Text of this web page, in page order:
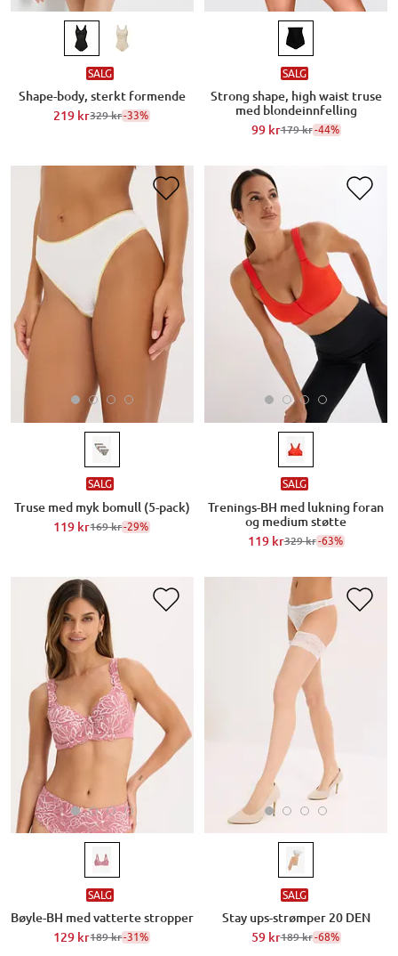
SALG
Shape-body, sterkt formende
219 kr329 kr-33%
SALG
Strong shape, high waist truse
med blondeinnfelling
99 kr179 kr-44%
SALG
Truse med myk bomull (5-pack)
119 kr169 kr-29%
SALG
Trenings-BH med lukning foran
og medium støtte
119 kr329 kr-63%
SALG
Bøyle-BH med vatterte stropper
129 kr189 kr-31%
SALG
Stay ups-strømper 20 DEN
59 kr189 kr-68%